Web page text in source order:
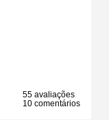
55 avaliações
10 comentários